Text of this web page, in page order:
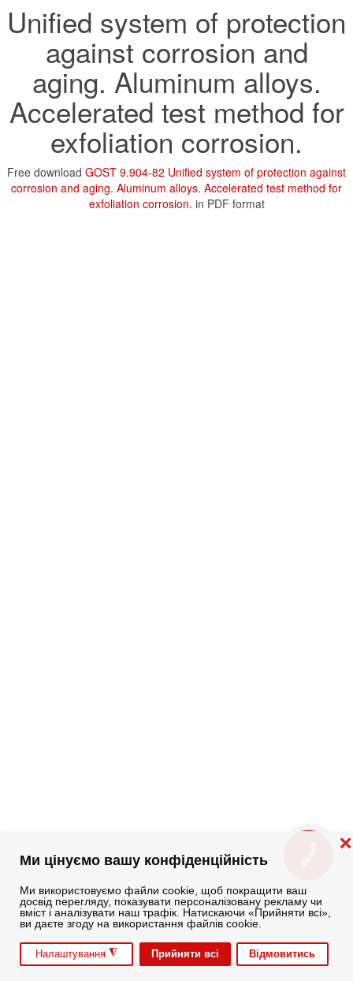
Ми цінуємо вашу конфіденційність
Ми використовуємо файли cookie, щоб покращити ваш
досвід перегляду, показувати персоналізовану рекламу чи
вміст і аналізувати наш трафік. Натискаючи «Прийняти всі»,
ви даєте згоду на використання файлів cookie.
Налаштування ◮ Прийняти всі Відмовитись
❌
Unified system of protection
against corrosion and
aging. Aluminum alloys.
Accelerated test method for
exfoliation corrosion.
Free download GOST 9.904-82 Unified system of protection against
corrosion and aging. Aluminum alloys. Accelerated test method for
exfoliation corrosion. in PDF format